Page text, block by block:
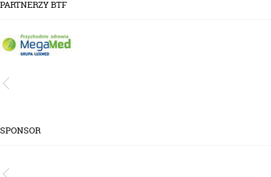
PARTNERZY BTF
SPONSOR